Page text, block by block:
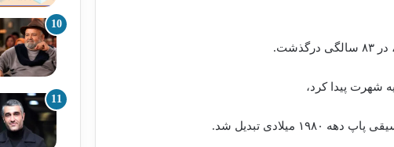
شهرت پیدا کرد،
تبدیل شد.